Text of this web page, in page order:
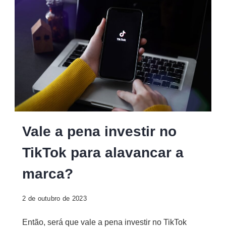
pena
Vale a pena investir no
TikTok para alavancar a
marca?
2 de outubro de 2023
Então, será que vale a pena investir no TikTok